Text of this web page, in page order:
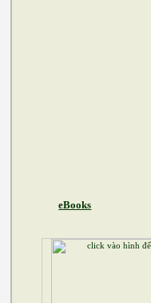
eBooks